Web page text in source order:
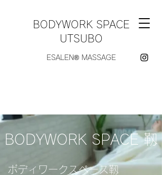
BODYWORK SPACE
UTSUBO
ESALEN®︎ MASSAGE
BODYWORK SPACE 靱
ボディワークスペース靱